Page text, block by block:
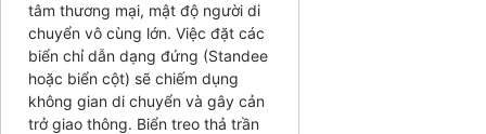
tâm thương mại, mật độ người di
chuyển vô cùng lớn. Việc đặt các
biển chỉ dẫn dạng đứng (Standee
hoặc biển cột) sẽ chiếm dụng
không gian di chuyển và gây cản
trở giao thông. Biển treo thả trần